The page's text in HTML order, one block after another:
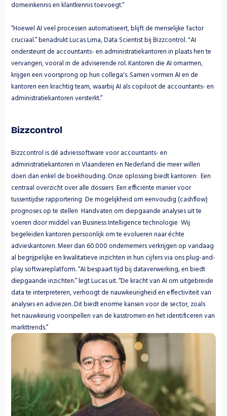
domeinkennis en klantkennis toevoegt.”
“Hoewel AI veel processen automatiseert, blijft de menselijke factor
cruciaal.” benadrukt Lucas Lima, Data Scientist bij Bizzcontrol. "AI
ondersteunt de accountants- en administratiekantoren in plaats hen te
vervangen, vooral in de adviserende rol. Kantoren die AI omarmen,
krijgen een voorsprong op hun collega's. Samen vormen AI en de
kantoren een krachtig team, waarbij AI als copiloot de accountants- en
administratiekantoren versterkt.”
Bizzcontrol
Bizzcontrol is dé adviessoftware voor accountants- en
administratiekantoren in Vlaanderen en Nederland die meer willen
doen dan enkel de boekhouding. Onze oplossing biedt kantoren:  Een
centraal overzicht over alle dossiers  Een efficiënte manier voor
tussentijdse rapportering  De mogelijkheid om eenvoudig (cashflow)
prognoses op te stellen  Handvaten om diepgaande analyses uit te
voeren door middel van Business Intelligence technologie  Wij
begeleiden kantoren persoonlijk om te evolueren naar échte
advieskantoren. Meer dan 60.000 ondernemers verkrijgen op vandaag
al begrijpelijke en kwalitatieve inzichten in hun cijfers via ons plug-and-
play softwareplatform. “AI bespaart tijd bij dataverwerking, en biedt
diepgaande inzichten.” legt Lucas uit. “De kracht van AI om uitgebreide
data te interpreteren, verhoogt de nauwkeurigheid en effectiviteit van
analyses en adviezen. Dit biedt enorme kansen voor de sector, zoals
het nauwkeurig voorspellen van de kasstromen en het identificeren van
markttrends.”